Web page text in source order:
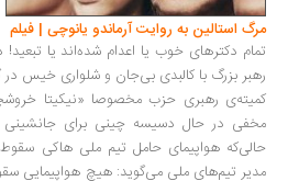
یک اندازه دلباخته او هستند و ناخواسته با
عشق، از مهلکه جان به در می­‌برد...